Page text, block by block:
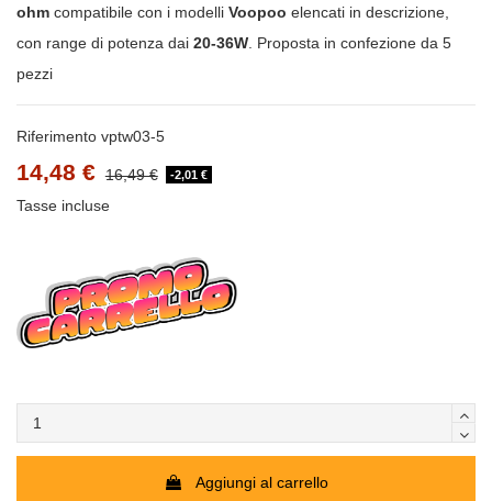
ohm compatibile con i modelli Voopoo elencati in descrizione,
con range di potenza dai 20-36W. Proposta in confezione da 5
pezzi
Riferimento vptw03-5
14,48 € 16,49 € -2,01 €
Tasse incluse
Aggiungi al carrello